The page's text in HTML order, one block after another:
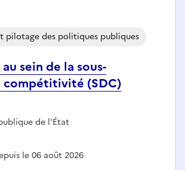
sein de la sous-
(SDC)
pilotage des politiques publiques
:
:de l'État
le 06 août 2026